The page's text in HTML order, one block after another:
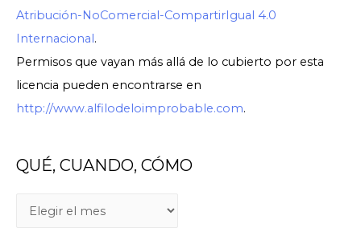
Atribución-NoComercial-CompartirIgual 4.0
Internacional.
Permisos que vayan más allá de lo cubierto por esta
licencia pueden encontrarse en
http://www.alfilodeloimprobable.com.
QUÉ, CUANDO, CÓMO